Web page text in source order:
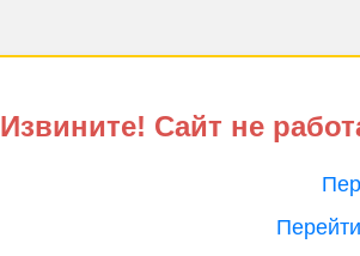
Извините! Сайт не